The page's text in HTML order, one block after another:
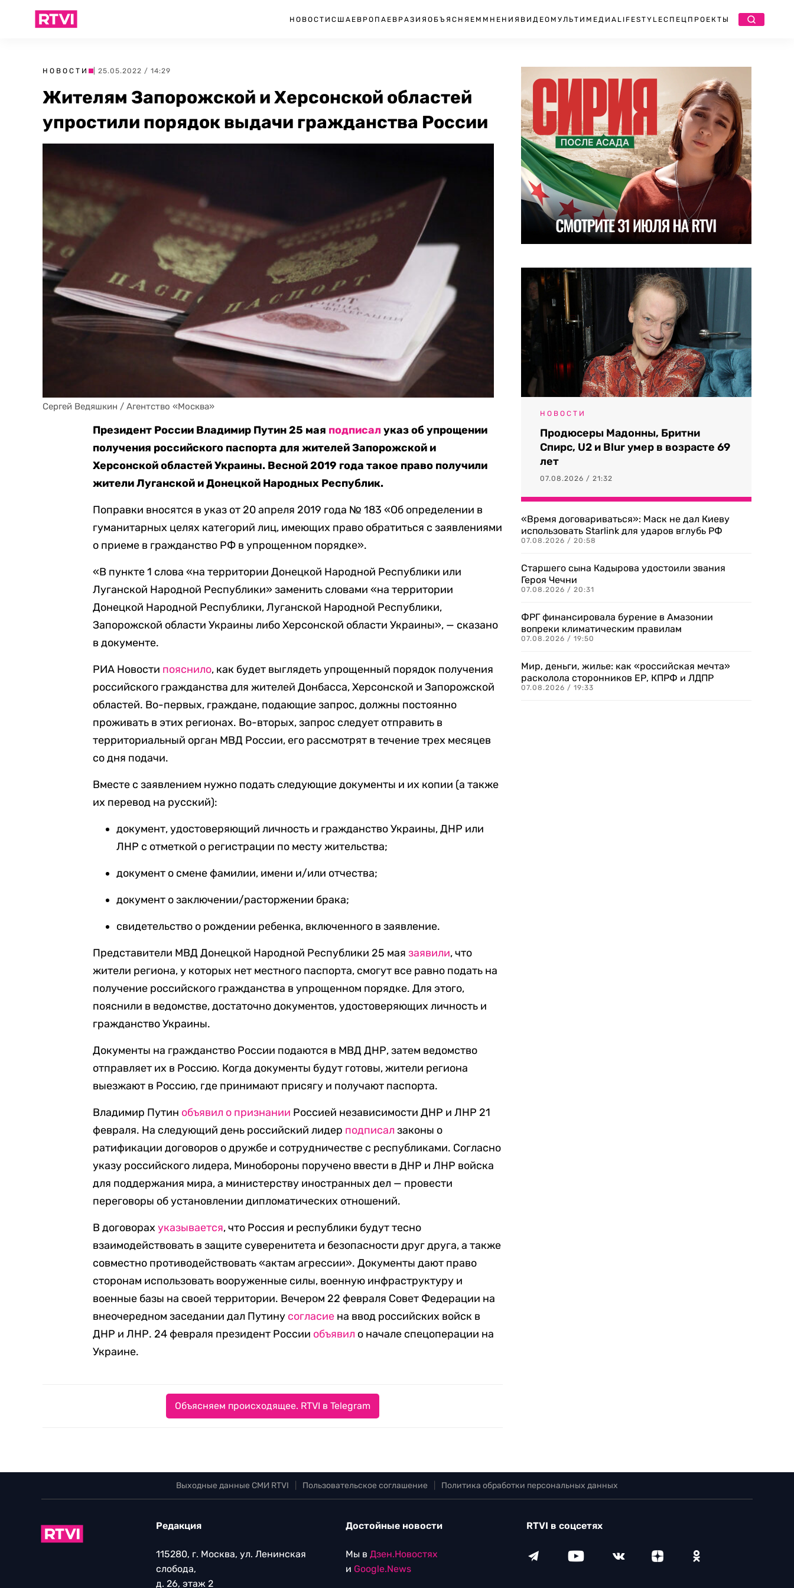
НОВОСТИ США ЕВРОПА ЕВРАЗИЯ ОБЪЯСНЯЕМ МНЕНИЯ ВИДЕО МУЛЬТИМЕДИА LIFESTYLEСПЕЦПРОЕКТЫ
НОВОСТИ | 25.05.2022 / 14:29
Жителям Запорожской и Херсонской областей
упростили порядок выдачи гражданства России
Сергей Ведяшкин / Агентство «Москва»
Президент России Владимир Путин 25 мая подписалуказ об упрощении
получения российского паспорта для жителей Запорожской и
Херсонской областей Украины. Весной 2019 года такое право получили
жители Луганской и Донецкой Народных Республик.
Поправки вносятся в указ от 20 апреля 2019 года № 183 «Об определении в
гуманитарных целях категорий лиц, имеющих право обратиться с заявлениями
о приеме в гражданство РФ в упрощенном порядке».
«В пункте 1 слова «на территории Донецкой Народной Республики или
Луганской Народной Республики» заменить словами «на территории
Донецкой Народной Республики, Луганской Народной Республики,
Запорожской области Украины либо Херсонской области Украины», — сказано
в документе.
РИА Новости пояснило, как будет выглядеть упрощенный порядок получения
российского гражданства для жителей Донбасса, Херсонской и Запорожской
областей. Во-первых, граждане, подающие запрос, должны постоянно
проживать в этих регионах. Во-вторых, запрос следует отправить в
территориальный орган МВД России, его рассмотрят в течение трех месяцев
со дня подачи.
Вместе с заявлением нужно подать следующие документы и их копии (а также
их перевод на русский):
документ, удостоверяющий личность и гражданство Украины, ДНР или
ЛНР с отметкой о регистрации по месту жительства;
документ о смене фамилии, имени и/или отчества;
документ о заключении/расторжении брака;
свидетельство о рождении ребенка, включенного в заявление.
Представители МВД Донецкой Народной Республики 25 маязаявили, что
жители региона, у которых нет местного паспорта, смогут все равно подать на
получение российского гражданства в упрощенном порядке. Для этого,
пояснили в ведомстве, достаточно документов, удостоверяющих личность и
гражданство Украины.
Документы на гражданство России подаются в МВД ДНР, затем ведомство
отправляет их в Россию. Когда документы будут готовы, жители региона
выезжают в Россию, где принимают присягу и получают паспорта.
Владимир Путин объявил о признании Россией независимости ДНР и ЛНР 21
февраля. На следующий день российский лидер подписал законы о
ратификации договоров о дружбе и сотрудничестве с республиками. Согласно
указу российского лидера, Минобороны поручено ввести в ДНР и ЛНР войска
для поддержания мира, а министерству иностранных дел — провести
переговоры об установлении дипломатических отношений.
В договорахуказывается, что Россия и республики будут тесно
взаимодействовать в защите суверенитета и безопасности друг друга, а также
совместно противодействовать «актам агрессии». Документы дают право
сторонам использовать вооруженные силы, военную инфраструктуру и
военные базы на своей территории. Вечером 22 февраля Совет Федерации на
внеочередном заседании дал Путину согласие на ввод российских войск в
ДНР и ЛНР. 24 февраля президент России объявил о начале спецоперации на
Украине.
Объясняем происходящее. RTVI в Telegram
НОВОСТИ
Продюсеры Мадонны, Бритни
Спирс, U2 и Blur умер в возрасте 69
лет
07.08.2026 / 21:32
«Время договариваться»: Маск не дал Киеву
использовать Starlink для ударов вглубь РФ
07.08.2026 / 20:58
Старшего сына Кадырова удостоили звания
Героя Чечни
07.08.2026 / 20:31
ФРГ финансировала бурение в Амазонии
вопреки климатическим правилам
07.08.2026 / 19:50
Мир, деньги, жилье: как «российская мечта»
расколола сторонников ЕР, КПРФ и ЛДПР
07.08.2026 / 19:33
Выходные данные СМИ RTVI Пользовательское соглашение Политика обработки персональных данных
Редакция
115280, г. Москва, ул. Ленинская
слобода,
д. 26, этаж 2
Достойные новости
Мы в Дзен.Новостях
и Google.News
RTVI в соцсетях